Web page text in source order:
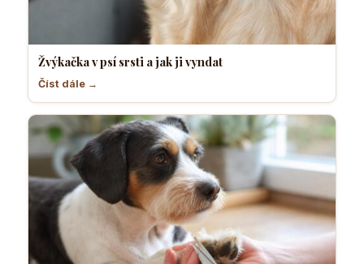
Žvýkačka v psí srsti a jak ji vyndat
Číst dále →